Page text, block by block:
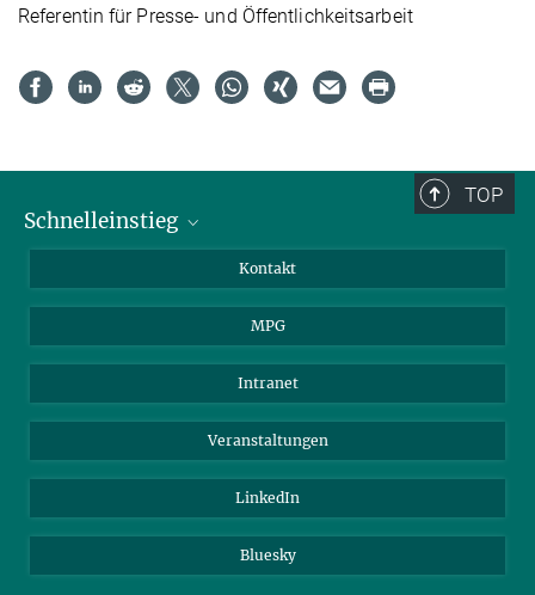
Referentin für Presse- und Öffentlichkeitsarbeit
TOP
Schnelleinstieg
Wissenschaftler*innen
Studierende
Bewerber*innen
Kontakt
MPG
Intranet
Veranstaltungen
LinkedIn
Bluesky